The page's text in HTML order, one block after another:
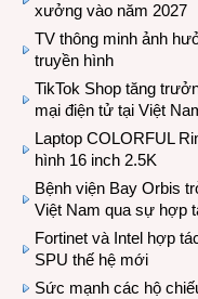
xưởng vào năm 2027
TV thông minh ảnh
truyền hình
TikTok Shop tăng
mại điện tử tại Việt
Laptop COLORFUL
hình 16 inch 2.5K
Bệnh viện Bay Orbis
Việt Nam qua sự hợp
Fortinet và Intel hợp
SPU thế hệ mới
Sức mạnh các hộ